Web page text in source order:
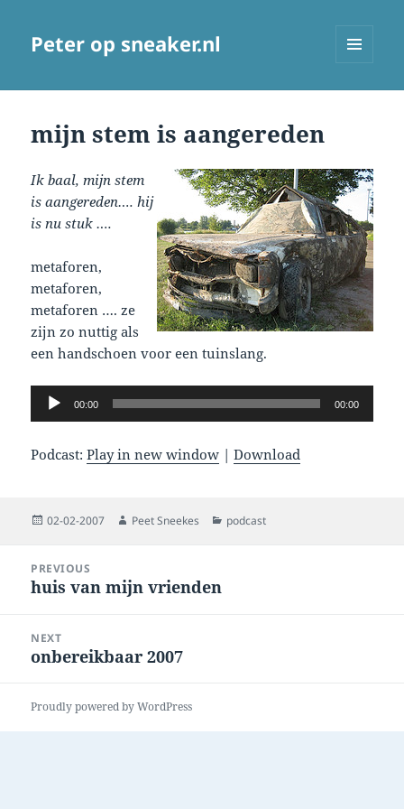
Peter op sneaker.nl
mijn stem is aangereden
Ik baal, mijn stem
is aangereden…. hij
is nu stuk ….
metaforen,
metaforen,
metaforen …. ze
zijn zo nuttig als
een handschoen voor een tuinslang.
Audio
Player
00:00 00:00
Podcast:Play in new window |Download
Posted
02-02-2007 Author
Peet Sneekes Categories
podcast
navigation
PREVIOUS
Previous
huis van mijn vrienden
NEXT
Next
onbereikbaar 2007
Proudly powered by WordPress